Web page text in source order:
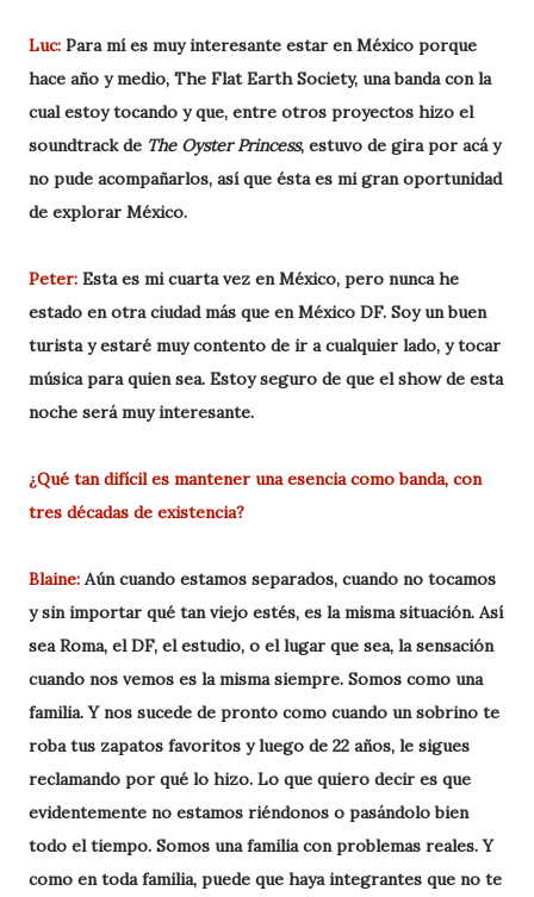
Luc: Para mí es muy interesante estar en México porque
hace año y medio, The Flat Earth Society, una banda con la
cual estoy tocando y que, entre otros proyectos hizo el
soundtrack de The Oyster Princess, estuvo de gira por acá y
no pude acompañarlos, así que ésta es mi gran oportunidad
de explorar México.
Peter: Esta es mi cuarta vez en México, pero nunca he
estado en otra ciudad más que en México DF. Soy un buen
turista y estaré muy contento de ir a cualquier lado, y tocar
música para quien sea. Estoy seguro de que el show de esta
noche será muy interesante.
¿Qué tan difícil es mantener una esencia como banda, con
tres décadas de existencia?
Blaine: Aún cuando estamos separados, cuando no tocamos
y sin importar qué tan viejo estés, es la misma situación. Así
sea Roma, el DF, el estudio, o el lugar que sea, la sensación
cuando nos vemos es la misma siempre. Somos como una
familia. Y nos sucede de pronto como cuando un sobrino te
roba tus zapatos favoritos y luego de 22 años, le sigues
reclamando por qué lo hizo. Lo que quiero decir es que
evidentemente no estamos riéndonos o pasándolo bien
todo el tiempo. Somos una familia con problemas reales. Y
como en toda familia, puede que haya integrantes que no te